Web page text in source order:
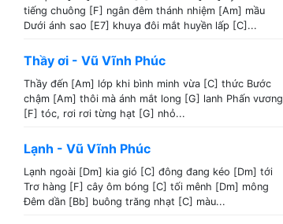
tiếng chuông [F] ngân đêm thánh nhiệm [Am] mầu
Dưới ánh sao [E7] khuya đôi mắt huyền lấp [C]...
Thầy ơi - Vũ Vĩnh Phúc
Thầy đến [Am] lớp khi bình minh vừa [C] thức Bước
chậm [Am] thôi mà ánh mắt long [G] lanh Phấn vương
[F] tóc, rơi rơi từng hạt [G] nhỏ...
Lạnh - Vũ Vĩnh Phúc
Lạnh ngoài [Dm] kia gió [C] đông đang kéo [Dm] tới
Trơ hàng [F] cây ôm bóng [C] tối mênh [Dm] mông
Đêm dần [Bb] buông trăng nhạt [C] màu...